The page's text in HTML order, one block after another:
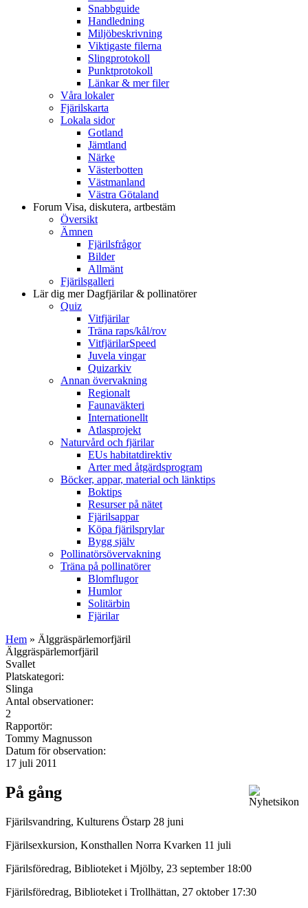
Snabbguide
Handledning
Miljöbeskrivning
Viktigaste filerna
Slingprotokoll
Punktprotokoll
Länkar & mer filer
Våra lokaler
Fjärilskarta
Lokala sidor
Gotland
Jämtland
Närke
Västerbotten
Västmanland
Västra Götaland
Forum Visa, diskutera, artbestäm
Översikt
Ämnen
Fjärilsfrågor
Bilder
Allmänt
Fjärilsgalleri
Lär dig merDagfjärilar & pollinatörer
Quiz
Vitfjärilar
Träna raps/kål/rov
VitfjärilarSpeed
Juvela vingar
Quizarkiv
Annan övervakning
Regionalt
Faunaväkteri
Internationellt
Atlasprojekt
Naturvård och fjärilar
EUs habitatdirektiv
Arter med åtgärdsprogram
Böcker, appar, material och länktips
Boktips
Resurser på nätet
Fjärilsappar
Köpa fjärilsprylar
Bygg själv
Pollinatörsövervakning
Träna på pollinatörer
Blomflugor
Humlor
Solitärbin
Fjärilar
Hem » Älggräspärlemorfjäril
Älggräspärlemorfjäril
Svallet
Platskategori:
Slinga
Antal observationer:
2
Rapportör:
Tommy Magnusson
Datum för observation:
17 juli 2011
På gång
Fjärilsvandring, Kulturens Östarp 28 juni
Fjärilsexkursion, Konsthallen Norra Kvarken 11 juli
Fjärilsföredrag, Biblioteket i Mjölby, 23 september 18:00
Fjärilsföredrag, Biblioteket i Trollhättan, 27 oktober 17:30